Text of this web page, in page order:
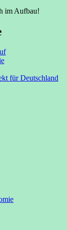
im Aufbau!
für Deutschland